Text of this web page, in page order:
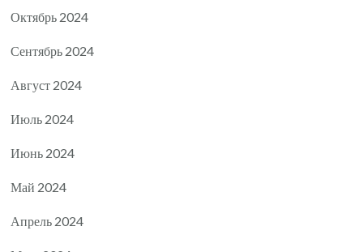
Октябрь 2024
Сентябрь 2024
Август 2024
Июль 2024
Июнь 2024
Май 2024
Апрель 2024